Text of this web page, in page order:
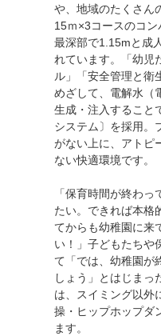
や、地域のたくさん
15ｍ×3コースのコ
最深部で1.15mと成
れています。「幼児
ル」「安全管理と衛
めざして、電解水（
生成・注入すること
システム〕を採用。
がない上に、アトピ
ない快適環境です。
「保育時間が終わ
たい。できれば本格
てからも幼稚園に来
い！」子どもたちや
て「では、幼稚園が
しょう」とはじまっ
は、スイミング以外
操・ヒップホップダ
ます。